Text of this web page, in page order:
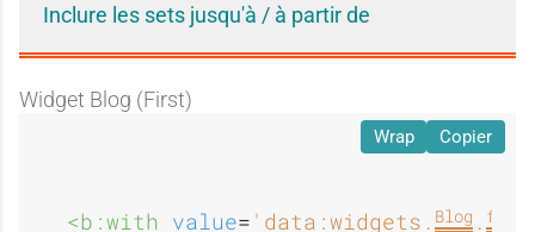
Inclure les sets jusqu'à / à partir de
Widget Blog (First)
<b:with value= 'data:widgets. Blog . first
Wrap Copier